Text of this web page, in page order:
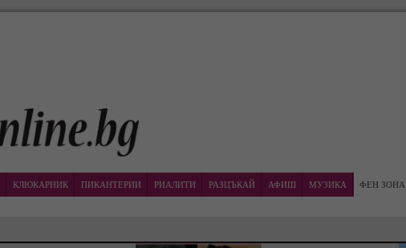
КЛЮКАРНИК ПИКАНТЕРИИ РИАЛИТИ РАЗЦЪКАЙ АФИШ МУЗИКА ФЕН ЗОНА